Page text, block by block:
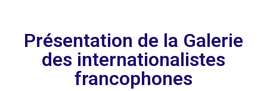
Présentation de la Galerie
des internationalistes
francophones